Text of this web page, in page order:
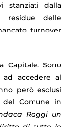
stanziati dalla
residue delle
turnover
Capitale. Sono
accedere al
però esclusi
del Comune in
Raggi un